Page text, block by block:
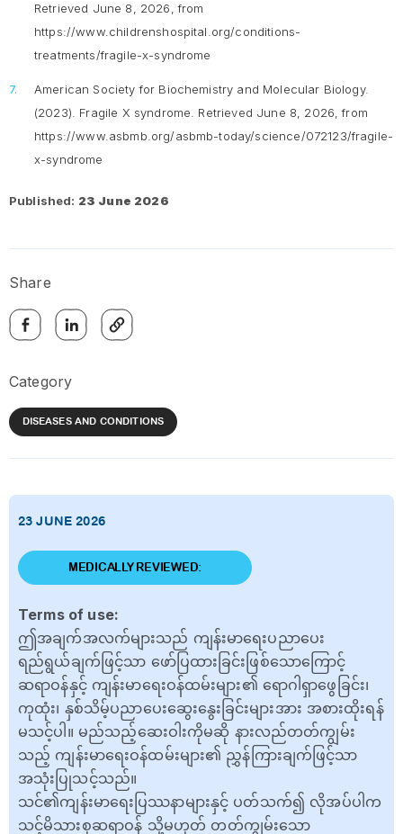
Retrieved June 8, 2026, from
https://www.childrenshospital.org/conditions-
treatments/fragile-x-syndrome
American Society for Biochemistry and Molecular Biology.
(2023). Fragile X syndrome.
Retrieved June 8, 2026, from
https://www.asbmb.org/asbmb-today/science/072123/fragile-
x-syndrome
Published: 23 June 2026
Share
Category
DISEASES AND CONDITIONS
23 JUNE 2026
MEDICALLY REVIEWED:
Terms of use:
ဤအချက်အလက်များသည် ကျန်းမာရေးပညာပေး
ရည်ရွယ်ချက်ဖြင့်သာ ဖော်ပြထားခြင်းဖြစ်သောကြောင့်
ဆရာဝန်နှင့် ကျန်းမာရေးဝန်ထမ်းများ၏ ရောဂါရှာဖွေခြင်း၊
ကုထုံး၊ နှစ်သိမ့်ပညာပေးဆွေးနွေးခြင်းများအား အစားထိုးရန်
မသင့်ပါ။ မည်သည့်ဆေးဝါးကိုမဆို နားလည်တတ်ကျွမ်း
သည့် ကျန်းမာရေးဝန်ထမ်းများ၏ ညွှန်ကြားချက်ဖြင့်သာ
အသုံးပြုသင့်သည်။
သင်၏ကျန်းမာရေးပြဿနာများနှင့် ပတ်သက်၍ လိုအပ်ပါက
သင့်မိသားစုဆရာဝန် သို့မဟုတ် တတ်ကျွမ်းသော